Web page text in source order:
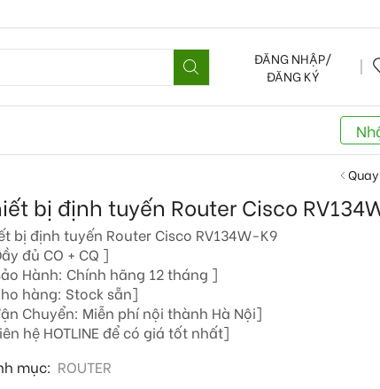
ĐĂNG NHẬP/
ĐĂNG KÝ
bị định tuyến Router Cisco
bị định tuyến Router Cisco RV134W-K9
đủ CO + CQ ]
Hành: Chính hãng 12 tháng ]
hàng: Stock sẵn]
Chuyển: Miễn phí nội thành Hà Nội]
hệ HOTLINE để có giá tốt nhất]
mục: ROUTER